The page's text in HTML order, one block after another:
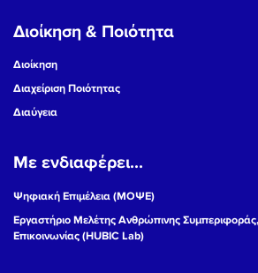
Διοίκηση & Ποιότητα
Διοίκηση
Διαχείριση Ποιότητας
Διαύγεια
Με ενδιαφέρει...
Ψηφιακή Επιμέλεια (ΜΟΨΕ)
Εργαστήριο Μελέτης Ανθρώπινης
Επικοινωνίας (HUBIC Lab)